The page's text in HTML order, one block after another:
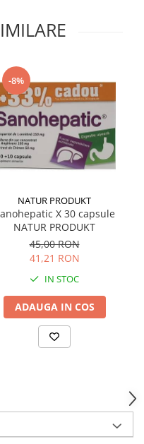
-8%
NATUR PRODUKT
X 30 capsule
NATUR PRODUKT
45,00 RON
41,21 RON
IN STOC
ADAUGA IN COS